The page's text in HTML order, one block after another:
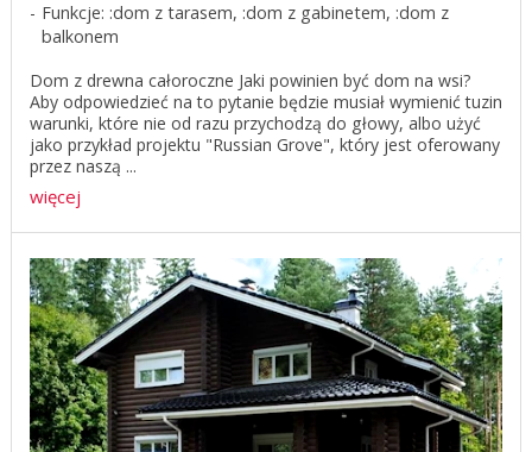
Funkcje: :dom z tarasem, :dom z gabinetem, :dom z
balkonem
Dom z drewna całoroczne Jaki powinien być dom na wsi?
Aby odpowiedzieć na to pytanie będzie musiał wymienić tuzin
warunki, które nie od razu przychodzą do głowy, albo użyć
jako przykład projektu "Russian Grove", który jest oferowany
przez naszą ...
więcej